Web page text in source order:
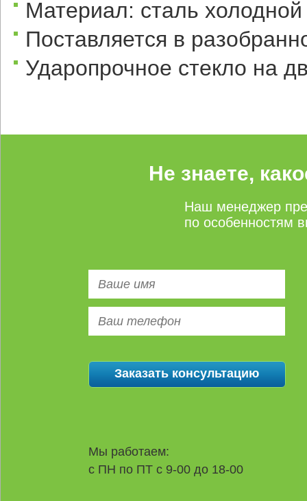
Материал: сталь
Поставляется в
Ударопрочное стекло на
Не знаете,
Наш менеджер
по особенностям
Мы работаем:
с ПН по ПТ с 9-00 до 18-00